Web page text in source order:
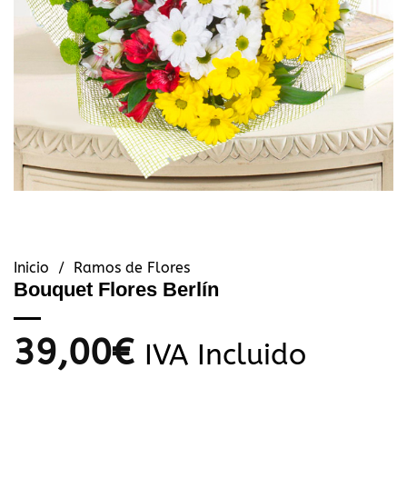
Inicio / Ramos de Flores
Bouquet Flores Berlín
39,00€ IVA Incluido